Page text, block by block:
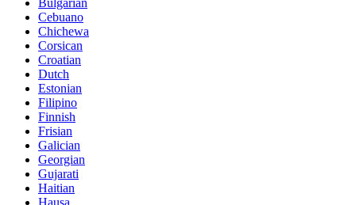
Cebuano
Chichewa
Corsican
Croatian
Dutch
Estonian
Filipino
Finnish
Frisian
Galician
Georgian
Gujarati
Haitian
Hausa